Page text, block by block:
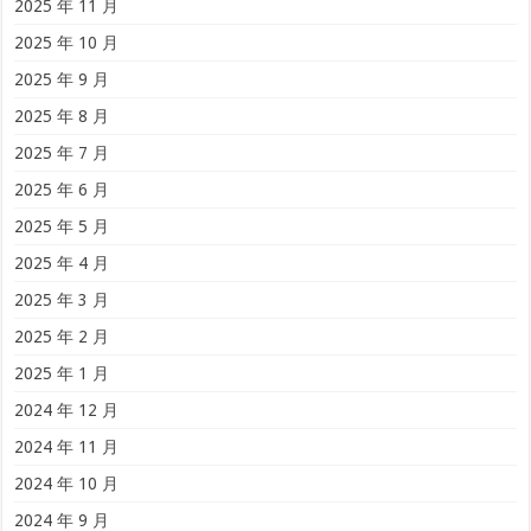
2025 年 11 月
2025 年 10 月
2025 年 9 月
2025 年 8 月
2025 年 7 月
2025 年 6 月
2025 年 5 月
2025 年 4 月
2025 年 3 月
2025 年 2 月
2025 年 1 月
2024 年 12 月
2024 年 11 月
2024 年 10 月
2024 年 9 月